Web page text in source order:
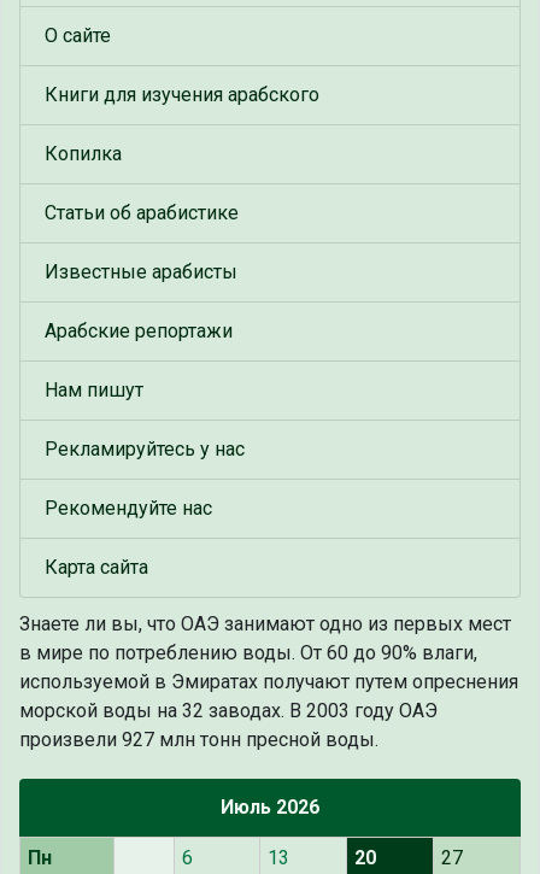
О сайте
Книги для изучения арабского
Копилка
Статьи об арабистике
Известные арабисты
Арабские репортажи
Нам пишут
Рекламируйтесь у нас
Рекомендуйте нас
Карта сайта
Знаете ли вы, что ОАЭ занимают одно из первых мест
в мире по потреблению воды. От 60 до 90% влаги,
используемой в Эмиратах получают путем опреснения
морской воды на 32 заводах. В 2003 году ОАЭ
произвели 927 млн тонн пресной воды.
Июль 2026
Пн 6 13 20 27